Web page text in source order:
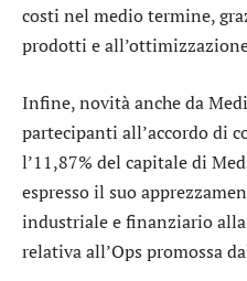
costi nel medio termine,
prodotti e
Infine, novità anche da
partecipanti all’accordo di
l’11,87% del capitale di
espresso il suo
industriale e finanziario alla
relativa all’Ops promossa